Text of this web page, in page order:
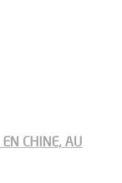
CHINE, AU